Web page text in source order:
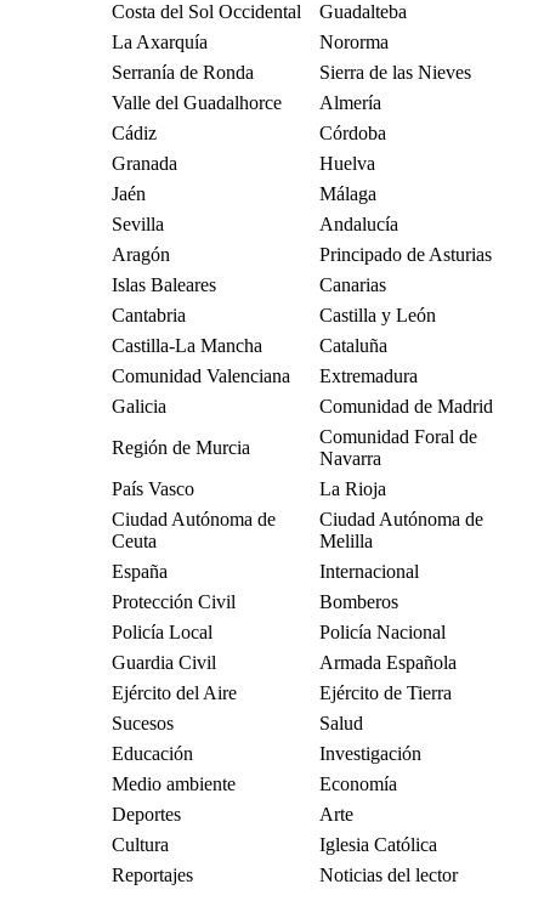
Costa del Sol Occidental
Guadalteba
La Axarquía
Nororma
Serranía de Ronda
Sierra de las Nieves
Valle del Guadalhorce
Almería
Cádiz
Córdoba
Granada
Huelva
Jaén
Málaga
Sevilla
Andalucía
Aragón
Principado de Asturias
Islas Baleares
Canarias
Cantabria
Castilla y León
Castilla-La Mancha
Cataluña
Comunidad Valenciana
Extremadura
Galicia
Comunidad de Madrid
Región de Murcia
Comunidad Foral de
Navarra
País Vasco
La Rioja
Ciudad Autónoma de
Ceuta
Ciudad Autónoma de
Melilla
España
Internacional
Protección Civil
Bomberos
Policía Local
Policía Nacional
Guardia Civil
Armada Española
Ejército del Aire
Ejército de Tierra
Sucesos
Salud
Educación
Investigación
Medio ambiente
Economía
Deportes
Arte
Cultura
Iglesia Católica
Reportajes
Noticias del lector